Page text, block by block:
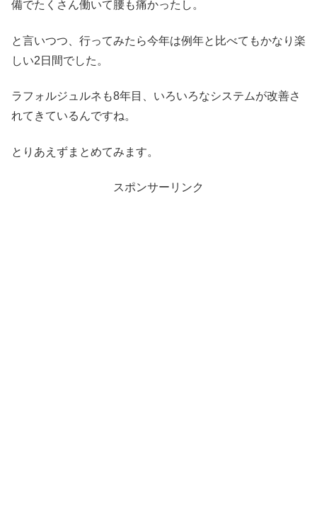
備でたくさん働いて腰も痛かったし。
と言いつつ、行ってみたら今年は例年と比べてもかなり楽
しい2日間でした。
ラフォルジュルネも8年目、いろいろなシステムが改善さ
れてきているんですね。
とりあえずまとめてみます。
スポンサーリンク